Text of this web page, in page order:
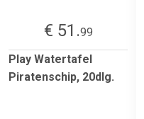
€ 51.99
Play Watertafel
Piratenschip, 20dlg.